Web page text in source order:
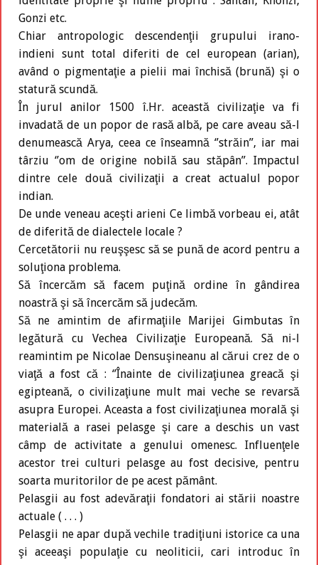
Gonzi etc.
Chiar antropologic descendenţii grupului irano-
indieni sunt total diferiti de cel european (arian),
având o pigmentaţie a pielii mai închisă (brună) şi o
statură scundă.
În jurul anilor 1500 î.Hr. această civilizaţie va fi
invadată de un popor de rasă albă, pe care aveau să-l
denumească Arya, ceea ce înseamnă ‘’străin’’, iar mai
târziu ‘’om de origine nobilă sau stăpân’’. Impactul
dintre cele două civilizaţii a creat actualul popor
indian.
De unde veneau aceşti arieni Ce limbă vorbeau ei, atât
de diferită de dialectele locale ?
Cercetătorii nu reuşşesc să se pună de acord pentru a
soluţiona problema.
Să încercăm să facem puţină ordine în gândirea
noastră şi să încercăm să judecăm.
Să ne amintim de afirmaţiile Marijei Gimbutas în
legătură cu Vechea Civilizaţie Europeană. Să ni-l
reamintim pe Nicolae Densuşineanu al cărui crez de o
viaţă a fost că : ‘’Înainte de civilizaţiunea greacă şi
egipteană, o civilizaţiune mult mai veche se revarsă
asupra Europei. Aceasta a fost civilizaţiunea morală şi
materială a rasei pelasge şi care a deschis un vast
câmp de activitate a genului omenesc. Influenţele
acestor trei culturi pelasge au fost decisive, pentru
soarta muritorilor de pe acest pământ.
Pelasgii au fost adevăraţii fondatori ai stării noastre
actuale ( . . . )
Pelasgii ne apar după vechile tradiţiuni istorice ca una
şi aceeaşi populaţie cu neoliticii, cari introduc în